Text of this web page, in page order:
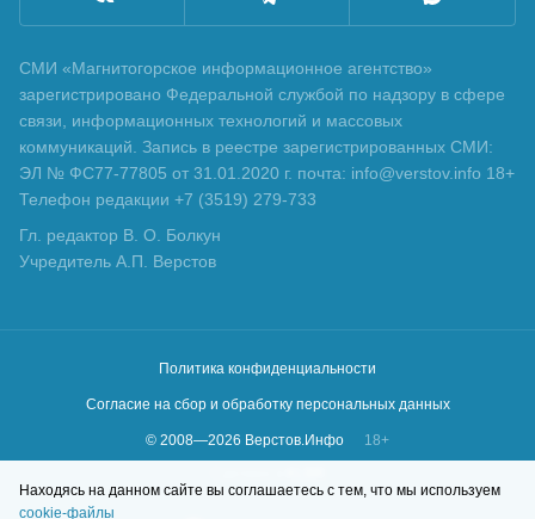
СМИ «Магнитогорское информационное агентство»
зарегистрировано Федеральной службой по надзору в сфере
связи, информационных технологий и массовых
коммуникаций. Запись в реестре зарегистрированных СМИ:
ЭЛ № ФС77-77805 от 31.01.2020 г. почта: info@verstov.info 18+
Телефон редакции +7 (3519) 279-733
Гл. редактор В. О. Болкун
Учредитель А.П. Верстов
Политика конфиденциальности
Согласие на сбор и обработку персональных данных
© 2008—2026 Верстов.Инфо
18+
Находясь на данном сайте вы соглашаетесь с тем, что мы используем
cookie-файлы